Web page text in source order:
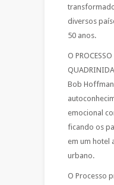
diversos
50 anos.
O
Bob
emocional
ficando os
em um hotel
urbano.
O Processo